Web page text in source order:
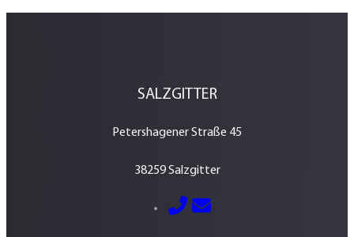
SALZGITTER
Petershagener Straße 45
38259 Salzgitter
05341 – 2884600
E-Mail senden